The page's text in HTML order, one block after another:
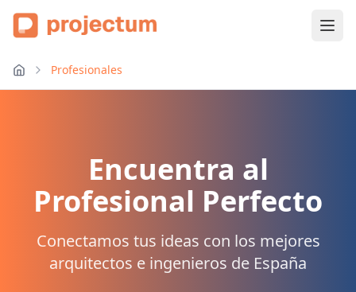
Profesionales
Encuentra al
Profesional Perfecto
Conectamos tus ideas con los mejores
arquitectos e ingenieros de España